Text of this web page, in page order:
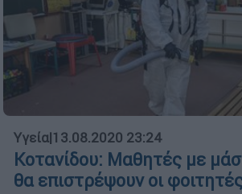
Υγεία|13.08.2020 23:24
Κοτανίδου: Μαθητές με
θα επιστρέψουν οι